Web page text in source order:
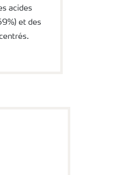
acides
et des